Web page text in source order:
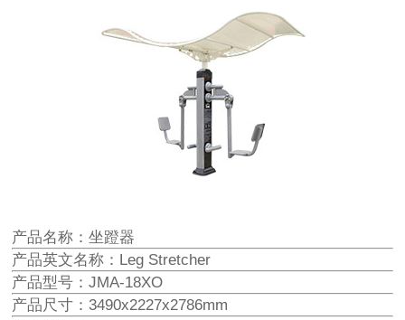
产品名称：坐蹬器
产品英文名称：Leg Stretcher
产品型号：JMA-18XO
产品尺寸：3490x2227x2786mm